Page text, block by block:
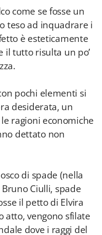
come se fosse un
teso ad inquadrare i
è esteticamente
il tutto risulta un po’
pochi elementi si
desiderata, un
ragioni economiche
dettato non
di spade (nella
Ciulli, spade
il petto di Elvira
atto, vengono sfilate
dove i raggi del